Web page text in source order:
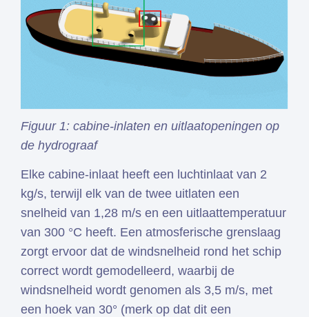
Figuur 1: cabine-inlaten en uitlaatopeningen op
de hydrograaf
Elke cabine-inlaat heeft een luchtinlaat van 2
kg/s, terwijl elk van de twee uitlaten een
snelheid van 1,28 m/s en een uitlaattemperatuur
van 300 °C heeft. Een atmosferische grenslaag
zorgt ervoor dat de windsnelheid rond het schip
correct wordt gemodelleerd, waarbij de
windsnelheid wordt genomen als 3,5 m/s, met
een hoek van 30° (merk op dat dit een